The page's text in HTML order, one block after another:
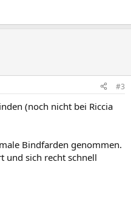
#3
(noch nicht bei Riccia
Bindfarden genommen.
und sich recht schnell